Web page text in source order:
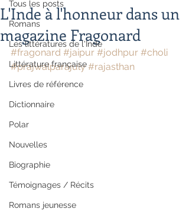
Tous les posts
Romans
Les littératures de l'Inde
Littérature française
Livres de référence
Dictionnaire
Polar
Nouvelles
Biographie
Témoignages / Récits
Romans jeunesse
L'Inde à l'honneur dans un
magazine Fragonard
#fragonard #jaipur #jodhpur #choli
#prajwalparajuly #rajasthan